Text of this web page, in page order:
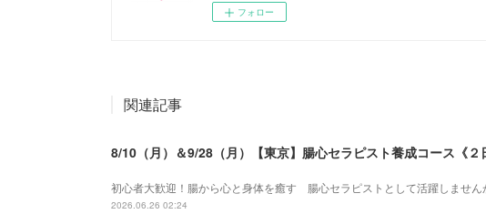
フォロー
関連記事
8/10（月）＆9/28（月）【東京】腸心セラピスト養成コース《２
初心者大歓迎！腸から心と身体を癒す 腸心セラピストとして活躍しません
2026.06.26 02:24